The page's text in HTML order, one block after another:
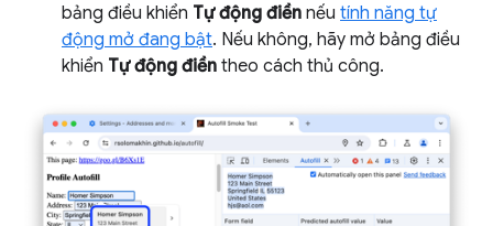
bảng điều khiển Tự động điền nếu tính năng tự
động mở đang bật. Nếu không, hãy mở bảng điều
khiển Tự động điền theo cách thủ công.